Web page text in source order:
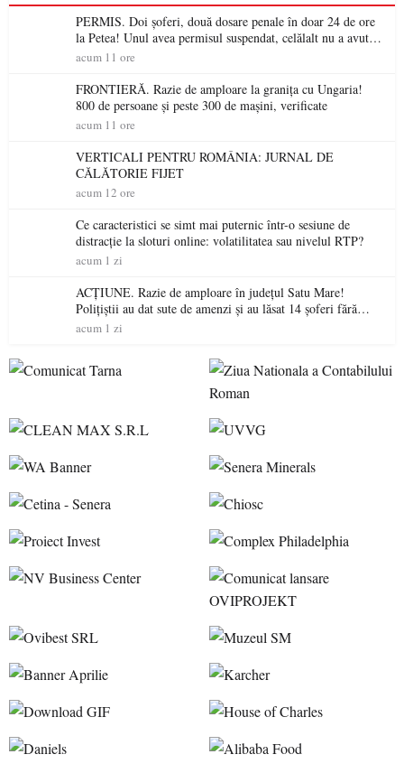
PERMIS. Doi șoferi, două dosare penale în doar 24 de ore
la Petea! Unul avea permisul suspendat, celălalt nu a avut
niciodată permis
acum 11 ore
FRONTIERĂ. Razie de amploare la granița cu Ungaria!
800 de persoane și peste 300 de mașini, verificate
acum 11 ore
VERTICALI PENTRU ROMÂNIA: JURNAL DE
CĂLĂTORIE FIJET
acum 12 ore
Ce caracteristici se simt mai puternic într-o sesiune de
distracție la sloturi online: volatilitatea sau nivelul RTP?
acum 1 zi
ACȚIUNE. Razie de amploare în județul Satu Mare!
Polițiștii au dat sute de amenzi și au lăsat 14 șoferi fără
permis într-o singură zi
acum 1 zi